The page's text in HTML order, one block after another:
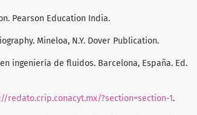
Pearson Education India.
Mineloa, N.Y. Dover Publication.
ingeniería de fluidos. Barcelona, España. Ed.
redato.crip.conacyt.mx/?section=section-1.